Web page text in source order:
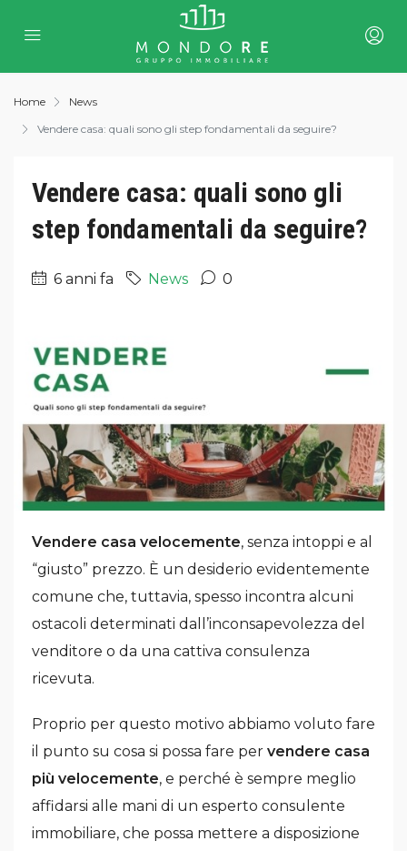
Home
News
Vendere casa: quali sono gli step fondamentali da seguire?
Vendere casa: quali sono gli
step fondamentali da seguire?
6 anni fa News 0
Vendere casa velocemente, senza intoppi e al
“giusto” prezzo. È un desiderio evidentemente
comune che, tuttavia, spesso incontra alcuni
ostacoli determinati dall’inconsapevolezza del
venditore o da una cattiva consulenza
ricevuta.
Proprio per questo motivo abbiamo voluto fare
il punto su cosa si possa fare per vendere casa
più velocemente, e perché è sempre meglio
affidarsi alle mani di un esperto consulente
immobiliare, che possa mettere a disposizione